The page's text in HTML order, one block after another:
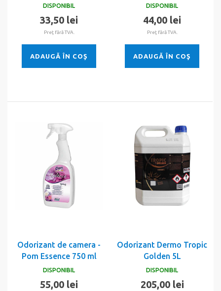
DISPONIBIL
33,50 lei
Preţ fără TVA.
ADAUGĂ ÎN COŞ
DISPONIBIL
44,00 lei
Preţ fără TVA.
ADAUGĂ ÎN COŞ
Odorizant de camera -
Pom Essence 750 ml
DISPONIBIL
55,00 lei
Odorizant Dermo Tropic
Golden 5L
DISPONIBIL
205,00 lei